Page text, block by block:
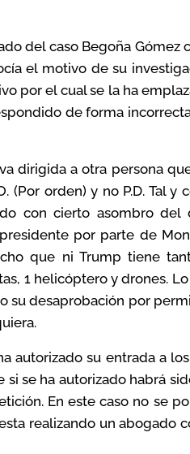
del caso Begoña
el motivo de su
por el cual se la ha
de forma
dirigida a otra persona
(Por orden) y no P.D. Tal
con cierto asombro
por parte de
que ni Trump tiene
1 helicóptero y drones.
su desaprobación por
autorizado su entrada a
se ha autorizado habrá
En este caso no se
realizando un abogado